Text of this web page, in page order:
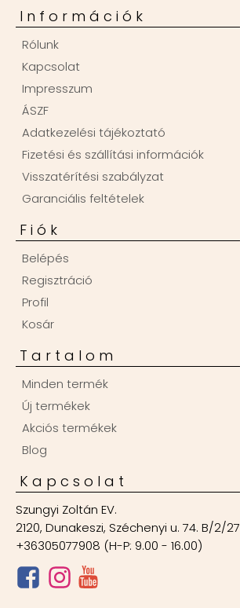
Információk
Rólunk
Kapcsolat
Impresszum
ÁSZF
Adatkezelési tájékoztató
Fizetési és szállítási információk
Visszatérítési szabályzat
Garanciális feltételek
Fiók
Belépés
Regisztráció
Profil
Kosár
Tartalom
Minden termék
Új termékek
Akciós termékek
Blog
Kapcsolat
Szungyi Zoltán EV.
2120, Dunakeszi, Széchenyi u. 74. B/2/27
+36305077908 (H-P: 9.00 - 16.00)